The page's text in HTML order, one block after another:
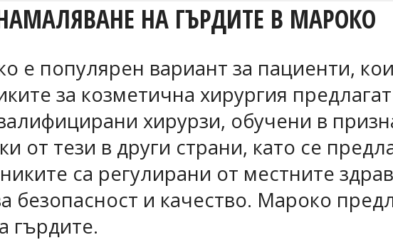
НА ГЪРДИТЕ В МАРОКО
е популярен вариант за пациенти,
за козметична хирургия
хирурзи, обучени в
от тези в други страни, като се
са регулирани от местните
безопасност и качество. Мароко
гърдите.